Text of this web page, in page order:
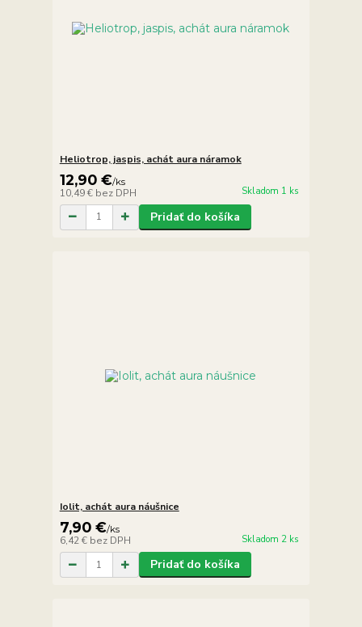
Heliotrop, jaspis, achát aura náramok
12,90 €/ks
10,49 € bez DPH Skladom 1 ks
Pridať do košíka
Iolit, achát aura náušnice
7,90 €/ks
6,42 € bez DPH Skladom 2 ks
Pridať do košíka